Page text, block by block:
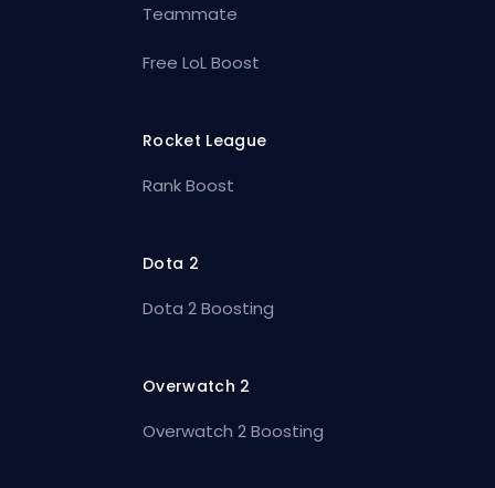
Teammate
Free LoL Boost
Rocket League
Rank Boost
Dota 2
Dota 2 Boosting
Overwatch 2
Overwatch 2 Boosting